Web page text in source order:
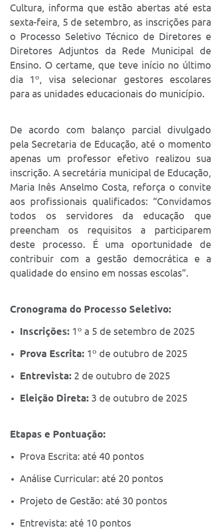
Cultura, informa que estão abertas até esta
sexta-feira, 5 de setembro, as inscrições para
o Processo Seletivo Técnico de Diretores e
Diretores Adjuntos da Rede Municipal de
Ensino. O certame, que teve início no último
dia 1º, visa selecionar gestores escolares
para as unidades educacionais do município.
De acordo com balanço parcial divulgado
pela Secretaria de Educação, até o momento
apenas um professor efetivo realizou sua
inscrição. A secretária municipal de Educação,
Maria Inês Anselmo Costa, reforça o convite
aos profissionais qualificados: “Convidamos
todos os servidores da educação que
preencham os requisitos a participarem
deste processo. É uma oportunidade de
contribuir com a gestão democrática e a
qualidade do ensino em nossas escolas”.
Cronograma do Processo Seletivo:
Inscrições: 1º a 5 de setembro de 2025
Prova Escrita: 1º de outubro de 2025
Entrevista: 2 de outubro de 2025
Eleição Direta: 3 de outubro de 2025
Etapas e Pontuação:
Prova Escrita: até 40 pontos
Análise Curricular: até 20 pontos
Projeto de Gestão: até 30 pontos
Entrevista: até 10 pontos